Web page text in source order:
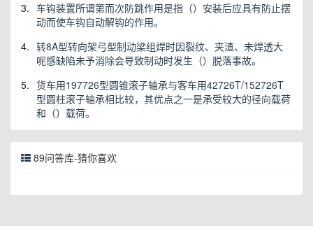
3. 车钩装置所谓第而次防跳作用是指（）安装后应具有防止摆
动而使车钩自动解钩的作用。
4. 转8A型转向架弓型制动梁组焊时因裂纹、夹渣、未焊透大
呢感缺陷未予消除会导致制动时发生（）脱落事故。
5. 货车用197726型圆锥滚子轴承与客车用42726T/152726T
型圆柱滚子轴承相比较，其优点之一是承受较大的径向载荷
和（）载荷。
89问答库-猜你喜欢